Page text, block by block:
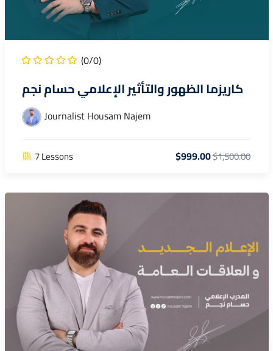
(0/0)
كاريزما الظهور والتأثير الإعلامي حسام نجم
Journalist Housam Najem
7 Lessons $999.00$1,500.00